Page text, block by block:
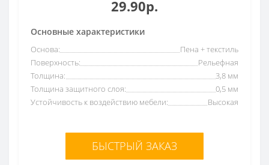
29.90р.
Основные характеристики
Основа:
Пена + текстиль
Поверхность:
Рельефная
Толщина:
3,8 мм
Толщина защитного слоя:
0,5 мм
Устойчивость к воздействию мебели:
Высокая
БЫСТРЫЙ ЗАКАЗ